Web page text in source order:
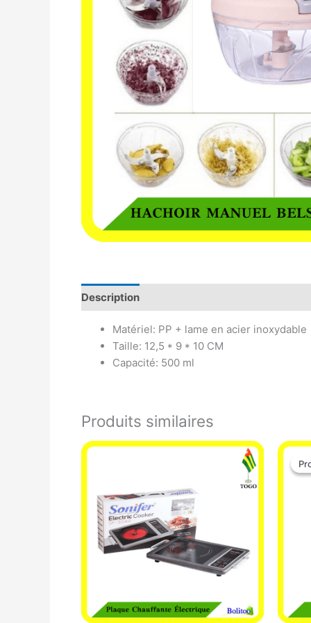
Description
Matériel: PP + lame en acier inoxydable
Taille: 12,5 * 9 * 10 CM
Capacité: 500 ml
Produits similaires